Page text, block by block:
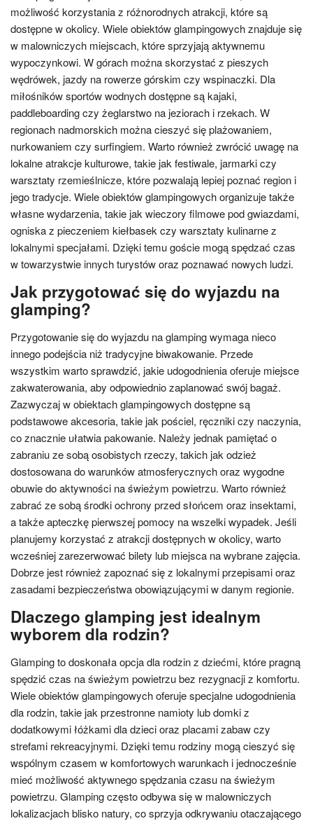
możliwość korzystania z różnorodnych atrakcji, które są
dostępne w okolicy. Wiele obiektów glampingowych znajduje się
w malowniczych miejscach, które sprzyjają aktywnemu
wypoczynkowi. W górach można skorzystać z pieszych
wędrówek, jazdy na rowerze górskim czy wspinaczki. Dla
miłośników sportów wodnych dostępne są kajaki,
paddleboarding czy żeglarstwo na jeziorach i rzekach. W
regionach nadmorskich można cieszyć się plażowaniem,
nurkowaniem czy surfingiem. Warto również zwrócić uwagę na
lokalne atrakcje kulturowe, takie jak festiwale, jarmarki czy
warsztaty rzemieślnicze, które pozwalają lepiej poznać region i
jego tradycje. Wiele obiektów glampingowych organizuje także
własne wydarzenia, takie jak wieczory filmowe pod gwiazdami,
ogniska z pieczeniem kiełbasek czy warsztaty kulinarne z
lokalnymi specjałami. Dzięki temu goście mogą spędzać czas
w towarzystwie innych turystów oraz poznawać nowych ludzi.
Jak przygotować się do wyjazdu na
glamping?
Przygotowanie się do wyjazdu na glamping wymaga nieco
innego podejścia niż tradycyjne biwakowanie. Przede
wszystkim warto sprawdzić, jakie udogodnienia oferuje miejsce
zakwaterowania, aby odpowiednio zaplanować swój bagaż.
Zazwyczaj w obiektach glampingowych dostępne są
podstawowe akcesoria, takie jak pościel, ręczniki czy naczynia,
co znacznie ułatwia pakowanie. Należy jednak pamiętać o
zabraniu ze sobą osobistych rzeczy, takich jak odzież
dostosowana do warunków atmosferycznych oraz wygodne
obuwie do aktywności na świeżym powietrzu. Warto również
zabrać ze sobą środki ochrony przed słońcem oraz insektami,
a także apteczkę pierwszej pomocy na wszelki wypadek. Jeśli
planujemy korzystać z atrakcji dostępnych w okolicy, warto
wcześniej zarezerwować bilety lub miejsca na wybrane zajęcia.
Dobrze jest również zapoznać się z lokalnymi przepisami oraz
zasadami bezpieczeństwa obowiązującymi w danym regionie.
Dlaczego glamping jest idealnym
wyborem dla rodzin?
Glamping to doskonała opcja dla rodzin z dziećmi, które pragną
spędzić czas na świeżym powietrzu bez rezygnacji z komfortu.
Wiele obiektów glampingowych oferuje specjalne udogodnienia
dla rodzin, takie jak przestronne namioty lub domki z
dodatkowymi łóżkami dla dzieci oraz placami zabaw czy
strefami rekreacyjnymi. Dzięki temu rodziny mogą cieszyć się
wspólnym czasem w komfortowych warunkach i jednocześnie
mieć możliwość aktywnego spędzania czasu na świeżym
powietrzu. Glamping często odbywa się w malowniczych
lokalizacjach blisko natury, co sprzyja odkrywaniu otaczającego